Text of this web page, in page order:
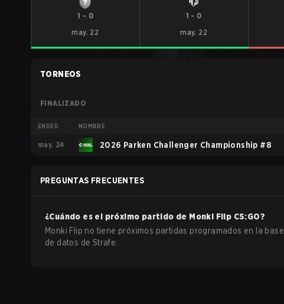
1 - 0
may. 22
1 - 0
may. 22
TORNEOS
FINALIZADO
ENDED NOMBRE
may. 24 2026 Parken Challenger Championship #8
PREGUNTAS FRECUENTES
¿Cuándo es el próximo partido de Monki Flip CS:GO?
Monki Flip no tiene próximos partidas programados en la base
de datos de Strafe.